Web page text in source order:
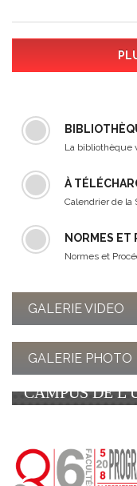
La bibliothèque
À
Calendrier de la
NORMES ET
Normes et
GALERIE VIDEO
GALERIE PHOTO
LÈT AGOGO -
CAMPUS DE